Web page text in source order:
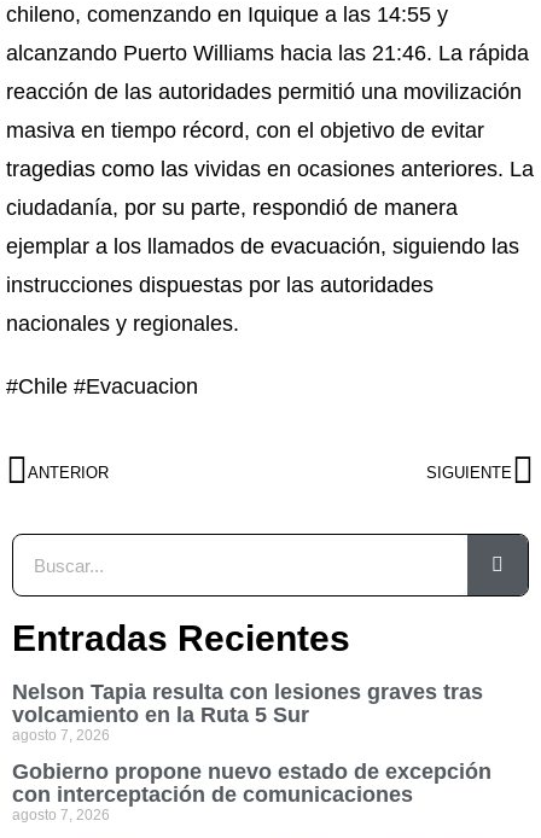
chileno, comenzando en Iquique a las 14:55 y
alcanzando Puerto Williams hacia las 21:46. La rápida
reacción de las autoridades permitió una movilización
masiva en tiempo récord, con el objetivo de evitar
tragedias como las vividas en ocasiones anteriores. La
ciudadanía, por su parte, respondió de manera
ejemplar a los llamados de evacuación, siguiendo las
instrucciones dispuestas por las autoridades
nacionales y regionales.
#Chile #Evacuacion
ANTERIOR SIGUIENTE
Entradas Recientes
Nelson Tapia resulta con lesiones graves tras
volcamiento en la Ruta 5 Sur
agosto 7, 2026
Gobierno propone nuevo estado de excepción
con interceptación de comunicaciones
agosto 7, 2026